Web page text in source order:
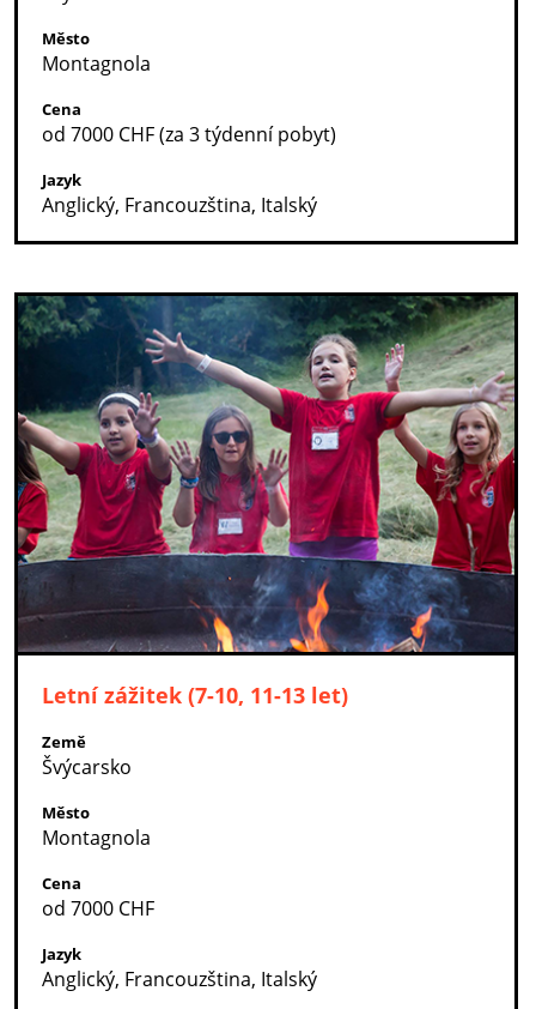
Město
Montagnola
Cena
od 7000 CHF (za 3 týdenní pobyt)
Jazyk
Anglický, Francouzština, Italský
Letní zážitek (7-10, 11-13 let)
Země
Švýcarsko
Město
Montagnola
Cena
od 7000 CHF
Jazyk
Anglický, Francouzština, Italský